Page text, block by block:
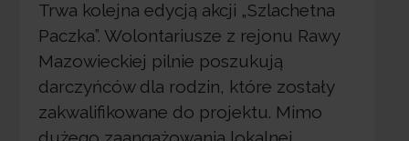
Trwa kolejna edycją akcji „Szlachetna
Paczka”. Wolontariusze z rejonu Rawy
Mazowieckiej pilnie poszukują
darczyńców dla rodzin, które zostały
zakwalifikowane do projektu. Mimo